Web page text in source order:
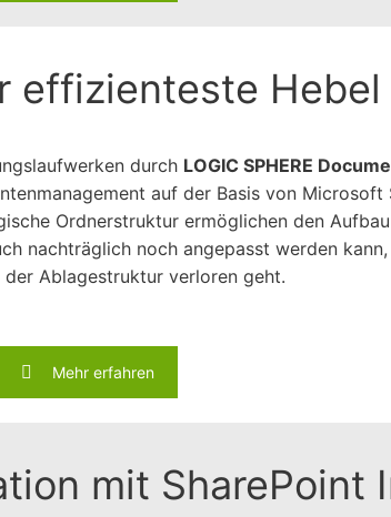
effizienteste
durch LOGIC SPHERE
auf der Basis von Microsoft
Ordnerstruktur ermöglichen den
nachträglich noch angepasst werden
Ablagestruktur verloren geht.
Mehr erfahren
mit SharePoint